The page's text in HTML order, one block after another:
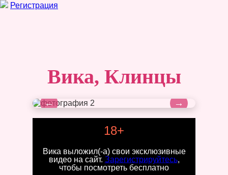
Регистрация
Вика, Клинцы
← →
18+
Вика выложил(-а) свои эксклюзивные
видео на сайт. Зарегистрируйтесь,
чтобы посмотреть бесплатно